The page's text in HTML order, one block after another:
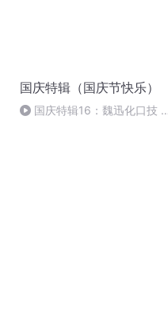
国庆特辑（国庆节快乐）
国庆特辑16：魏迅化口技 二